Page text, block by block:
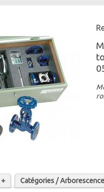
+ Catégories / Arborescence